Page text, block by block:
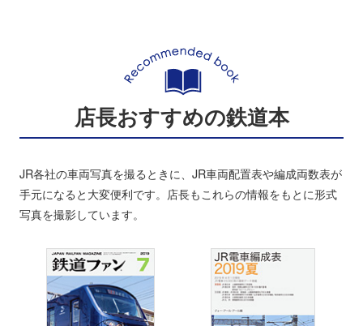
店長おすすめの鉄道本
JR各社の車両写真を撮るときに、JR車両配置表や編成両数表が
手元になると大変便利です。店長もこれらの情報をもとに形式
写真を撮影しています。